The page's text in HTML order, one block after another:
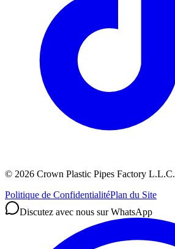
© 2026 Crown Plastic Pipes Factory L.L.C.
Politique de ConfidentialitéPlan du Site
Discutez avec nous sur WhatsApp